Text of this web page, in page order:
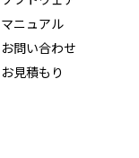
マニュアル
お問い合わせ
お見積もり